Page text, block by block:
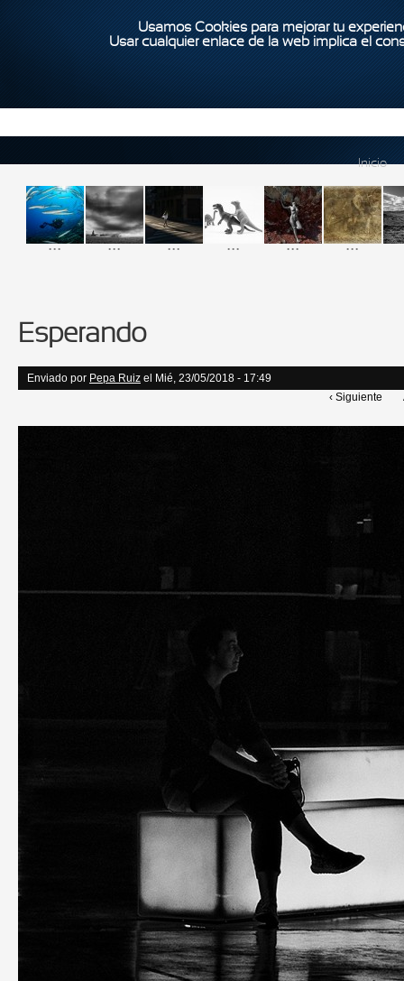
Usamos Cookies para mejorar tu
Usar cualquier enlace de la web implica el
Inicio
... ... ... ... ... ...
Esperando
Enviado por Pepa Ruiz el Mié, 23/05/2018 - 17:49
‹ Siguiente